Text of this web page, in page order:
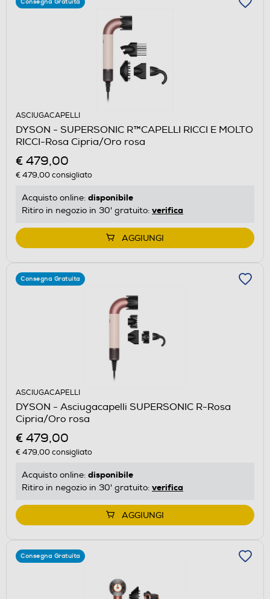
Consegna Gratuita
ASCIUGACAPELLI
DYSON - SUPERSONIC R™CAPELLI RICCI E MOLTO
RICCI-Rosa Cipria/Oro rosa
€ 479,00
€ 479,00consigliato
Acquisto online: disponibile
Ritiro in negozio in 30' gratuito: verifica
AGGIUNGI
Consegna Gratuita
ASCIUGACAPELLI
DYSON - Asciugacapelli SUPERSONIC R-Rosa
Cipria/Oro rosa
€ 479,00
€ 479,00consigliato
Acquisto online: disponibile
Ritiro in negozio in 30' gratuito: verifica
AGGIUNGI
Consegna Gratuita